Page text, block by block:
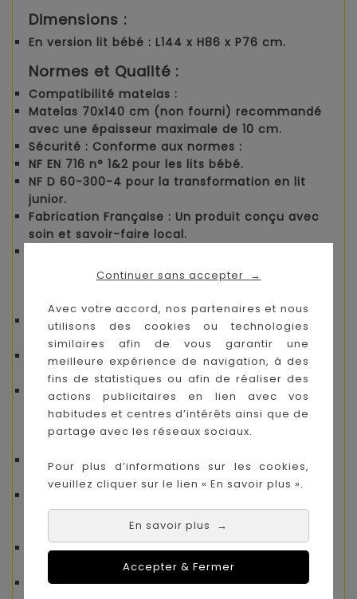
Continuer sans accepter →
Avec votre accord, nos partenaires et nous
utilisons des cookies ou technologies
similaires afin de vous garantir une
meilleure expérience de navigation, à des
fins de statistiques ou afin de réaliser des
actions publicitaires en lien avec vos
habitudes et centres d’intérêts ainsi que de
partage avec les réseaux sociaux.
Pour plus d’informations sur les cookies,
veuillez cliquer sur le lien « En savoir plus ».
En savoir plus →
Accepter & Fermer
Dimensions :
En version lit bébé : L144 x H86 x P76 cm.
Normes et Qualité :
Compatibilité matelas :
Matelas 70x140 cm (non fourni) recommandé
avec une épaisseur maximale de 10 cm.
Sécurité : Conforme aux normes :
NF EN 716 n° 1&2 pour les lits bébé.
NF D 60-300-4 pour la transformation en lit
junior.
Fabrication Française : Un produit conçu avec
soin et savoir-faire local.
fournies pour un montage facile et rapide.
Nettoyage régulier: Utilisez un chiffon sec
pour dépoussiérer.
Pour les taches rebelles : Une éponge
légèrement humide suffira.
À éviter: Les produits à base d’alcool ou de
solvants.
Avantages :
Évolutif : Un lit qui suit la croissance de votre
enfant de la naissance jusqu’à 7 ans environ.
blanc neige et de détails bois pour un style
Pratique: Sommier réglable sur 3 hauteurs
pour faciliter l’accès et assurer le confort.
Sûr et conforme: Respect des normes de